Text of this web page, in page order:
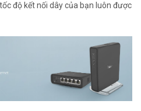
độ kết nối dây của bạn luôn được